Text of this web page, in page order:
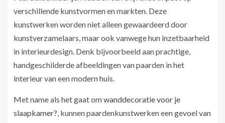
verschillende kunstvormen en markten. Deze
kunstwerken worden niet alleen gewaardeerd door
kunstverzamelaars, maar ook vanwege hun inzetbaarheid
in interieurdesign. Denk bijvoorbeeld aan prachtige,
handgeschilderde afbeeldingen van paarden in het
interieur van een modern huis.
Met name als het gaat omwanddecoratie voor je
slaapkamer?, kunnen paardenkunstwerken een gevoel van